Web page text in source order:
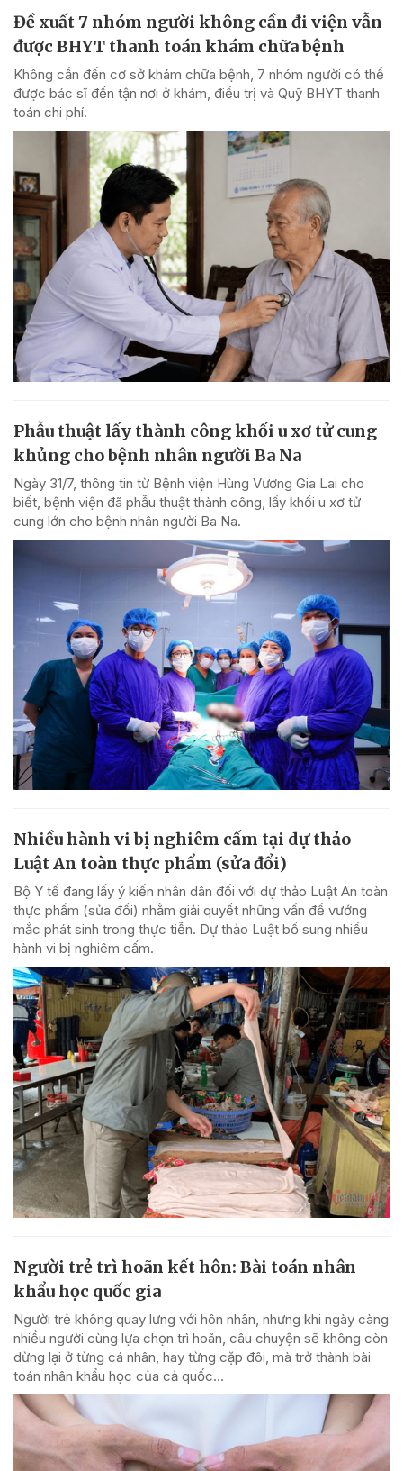
Đề xuất 7 nhóm người không cần đi viện vẫn
được BHYT thanh toán khám chữa bệnh
Không cần đến cơ sở khám chữa bệnh, 7 nhóm người có thể
được bác sĩ đến tận nơi ở khám, điều trị và Quỹ BHYT thanh
toán chi phí.
Phẫu thuật lấy thành công khối u xơ tử cung
khủng cho bệnh nhân người Ba Na
Ngày 31/7, thông tin từ Bệnh viện Hùng Vương Gia Lai cho
biết, bệnh viện đã phẫu thuật thành công, lấy khối u xơ tử
cung lớn cho bệnh nhân người Ba Na.
Nhiều hành vi bị nghiêm cấm tại dự thảo
Luật An toàn thực phẩm (sửa đổi)
Bộ Y tế đang lấy ý kiến nhân dân đối với dự thảo Luật An toàn
thực phẩm (sửa đổi) nhằm giải quyết những vấn đề vướng
mắc phát sinh trong thực tiễn. Dự thảo Luật bổ sung nhiều
hành vi bị nghiêm cấm.
Người trẻ trì hoãn kết hôn: Bài toán nhân
khẩu học quốc gia
Người trẻ không quay lưng với hôn nhân, nhưng khi ngày càng
nhiều người cùng lựa chọn trì hoãn, câu chuyện sẽ không còn
dừng lại ở từng cá nhân, hay từng cặp đôi, mà trở thành bài
toán nhân khẩu học của cả quốc...